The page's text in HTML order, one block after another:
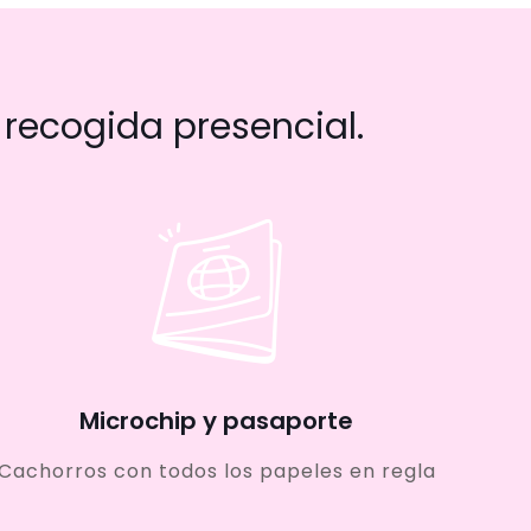
presencial.
Microchip y pasaporte
con todos los papeles en regla